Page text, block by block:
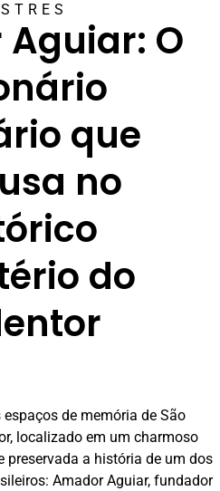
O
que
no
do
de memória de São
localizado em um charmoso
preservada a história de um dos
Amador Aguiar, fundador